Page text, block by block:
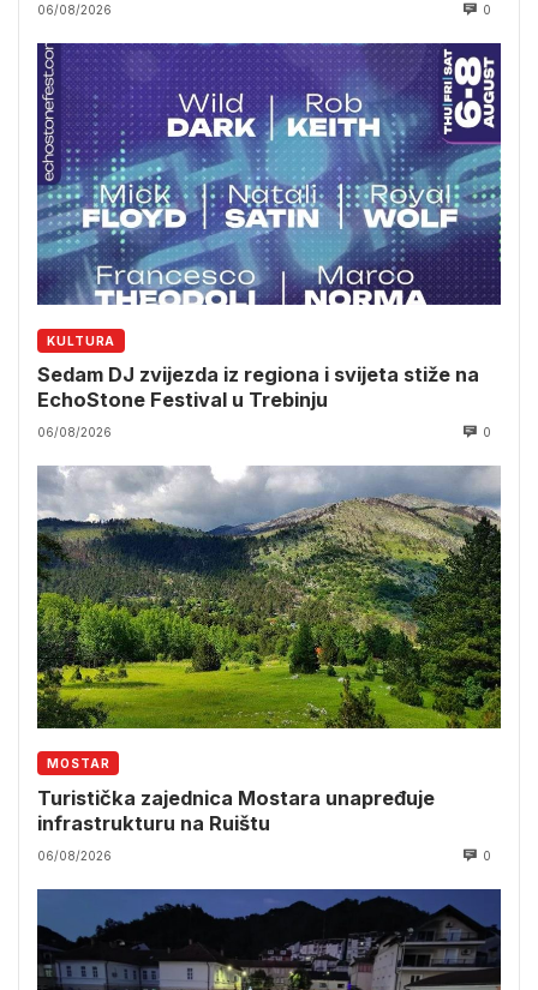
06/08/2026 0
KULTURA
Sedam DJ zvijezda iz regiona i svijeta stiže na
EchoStone Festival u Trebinju
06/08/2026 0
MOSTAR
Turistička zajednica Mostara unapređuje
infrastrukturu na Ruištu
06/08/2026 0